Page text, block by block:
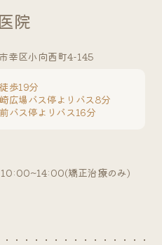
院
幸区小向西町4-145
歩19分
広場バス停よりバス8分
バス停よりバス16分
矯正治療のみ)